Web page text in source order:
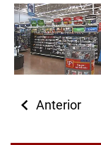
Anterior